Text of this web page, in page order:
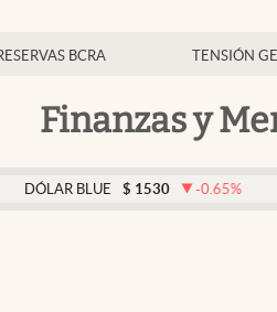
BCRA TENSIÓN
Finanzas y
$ 1530 -0.65%